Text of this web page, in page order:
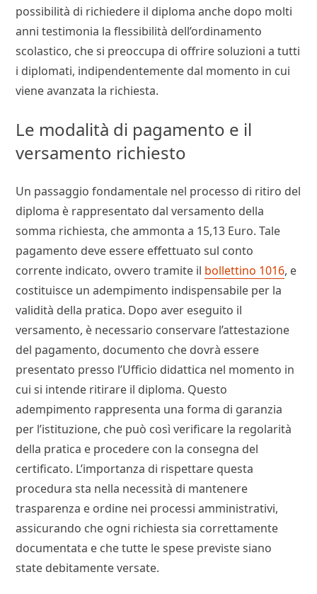
possibilità di richiedere il diploma anche dopo molti
anni testimonia la flessibilità dell’ordinamento
scolastico, che si preoccupa di offrire soluzioni a tutti
i diplomati, indipendentemente dal momento in cui
viene avanzata la richiesta.
Le modalità di pagamento e il
versamento richiesto
Un passaggio fondamentale nel processo di ritiro del
diploma è rappresentato dal versamento della
somma richiesta, che ammonta a 15,13 Euro. Tale
pagamento deve essere effettuato sul conto
corrente indicato, ovvero tramite il bollettino 1016, e
costituisce un adempimento indispensabile per la
validità della pratica. Dopo aver eseguito il
versamento, è necessario conservare l’attestazione
del pagamento, documento che dovrà essere
presentato presso l’Ufficio didattica nel momento in
cui si intende ritirare il diploma. Questo
adempimento rappresenta una forma di garanzia
per l’istituzione, che può così verificare la regolarità
della pratica e procedere con la consegna del
certificato. L’importanza di rispettare questa
procedura sta nella necessità di mantenere
trasparenza e ordine nei processi amministrativi,
assicurando che ogni richiesta sia correttamente
documentata e che tutte le spese previste siano
state debitamente versate.